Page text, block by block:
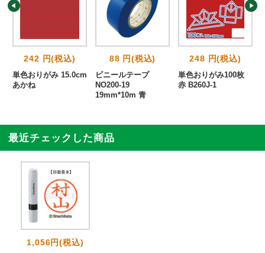
242 円(税込)
単色おりがみ 15.0cm
あかね
88 円(税込)
ビニールテープ
NO200-19
19mm*10m 青
248 円(税込)
単色おりがみ100枚
赤 B260J-1
最近チェックした商品
1,056円(税込)